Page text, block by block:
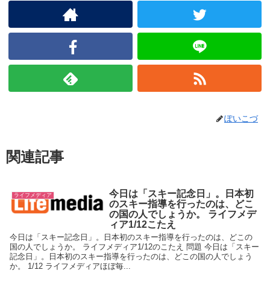
ぽいこづ
関連記事
ライフメディア
今日は「スキー記念日」。日本初
のスキー指導を行ったのは、どこ
の国の人でしょうか。 ライフメデ
ィア1/12こたえ
今日は「スキー記念日」。日本初のスキー指導を行ったのは、どこの
国の人でしょうか。 ライフメディア1/12のこたえ 問題 今日は「スキー
記念日」。日本初のスキー指導を行ったのは、どこの国の人でしょう
か。 1/12 ライフメディアほぼ毎...